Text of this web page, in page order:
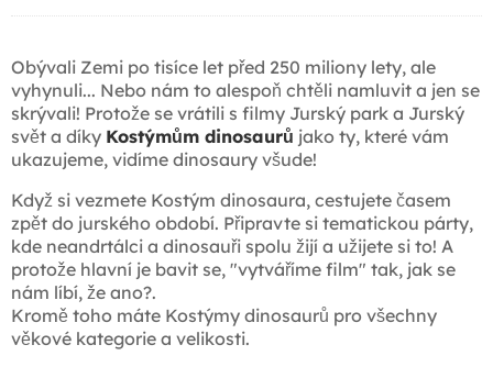
Obývali Zemi po tisíce let před 250 miliony lety, ale
vyhynuli... Nebo nám to alespoň chtěli namluvit a jen se
skrývali! Protože se vrátili s filmy Jurský park a Jurský
svět a díky Kostýmům dinosaurů jako ty, které vám
ukazujeme, vidíme dinosaury všude!
Když si vezmete Kostým dinosaura, cestujete časem
zpět do jurského období. Připravte si tematickou párty,
kde neandrtálci a dinosauři spolu žijí a užijete si to! A
protože hlavní je bavit se, "vytváříme film" tak, jak se
nám líbí, že ano?.
Kromě toho máte Kostýmy dinosaurů pro všechny
věkové kategorie a velikosti.